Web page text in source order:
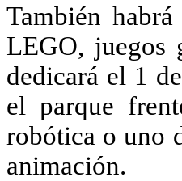
También
LEGO, juegos
dedicará el 1
el parque
robótica o uno
animación.